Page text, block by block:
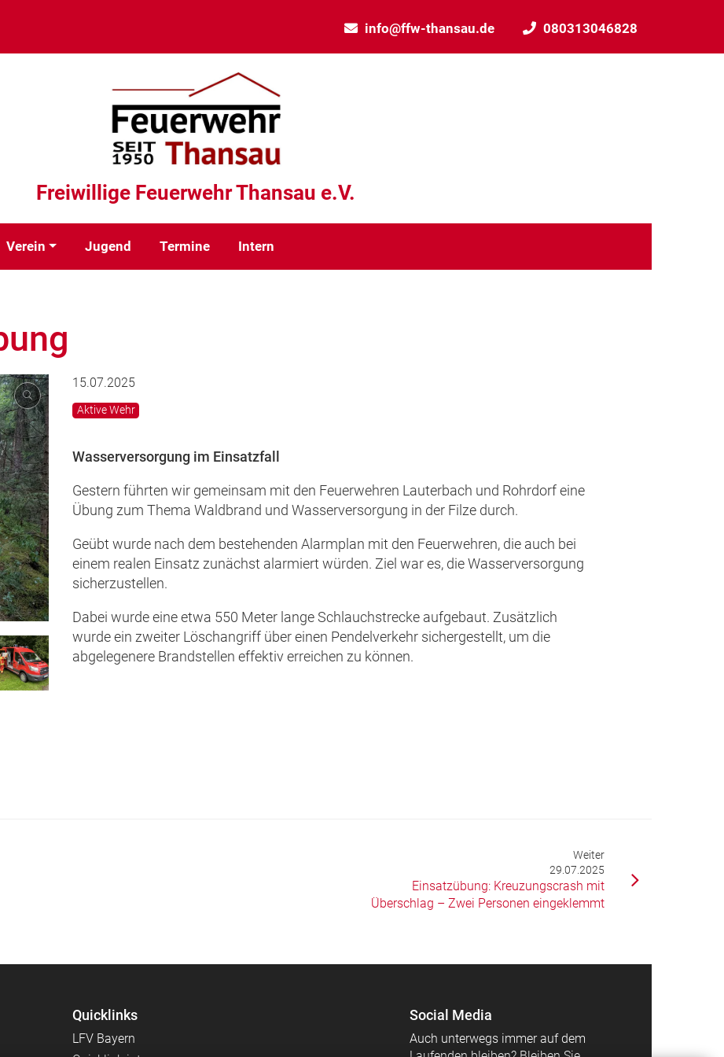
info@ffw-thansau.de 080313046828
Freiwillige Feuerwehr Thansau e.V.
Verein Jugend Termine Intern
15.07.2025
Aktive Wehr
Wasserversorgung im Einsatzfall
Gestern führten wir gemeinsam mit den Feuerwehren Lauterbach und Rohrdorf eine
Übung zum Thema Waldbrand und Wasserversorgung in der Filze durch.
Geübt wurde nach dem bestehenden Alarmplan mit den Feuerwehren, die auch bei
einem realen Einsatz zunächst alarmiert würden. Ziel war es, die Wasserversorgung
sicherzustellen.
Dabei wurde eine etwa 550 Meter lange Schlauchstrecke aufgebaut. Zusätzlich
wurde ein zweiter Löschangriff über einen Pendelverkehr sichergestellt, um die
abgelegenere Brandstellen effektiv erreichen zu können.
Weiter
29.07.2025
Einsatzübung: Kreuzungscrash mit
Überschlag – Zwei Personen eingeklemmt
Quicklinks
LFV Bayern
Social Media
Auch unterwegs immer auf dem